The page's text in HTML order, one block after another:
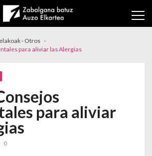
- Otros
para aliviar las Alergias
para aliviar
0